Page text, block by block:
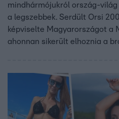
mindhármójukról ország-
a legszebbek. Serdült Orsi
képviselte Magyarországot a
ahonnan sikerült elhoznia a
nemzetközi versenyen nem
Linda pedig 2011-ben
közönséget a szépségével.
velük a nagy versenyek után.